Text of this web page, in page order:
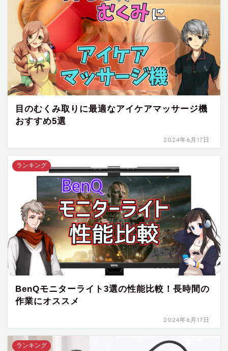
目のむくみ取りに最適なアイケアマッサージ機
おすすめ5選
2024年6月17日
ランキング
BenQモニターライト3選の性能比較！長時間の
作業にオススメ
2024年6月17日
ランキング